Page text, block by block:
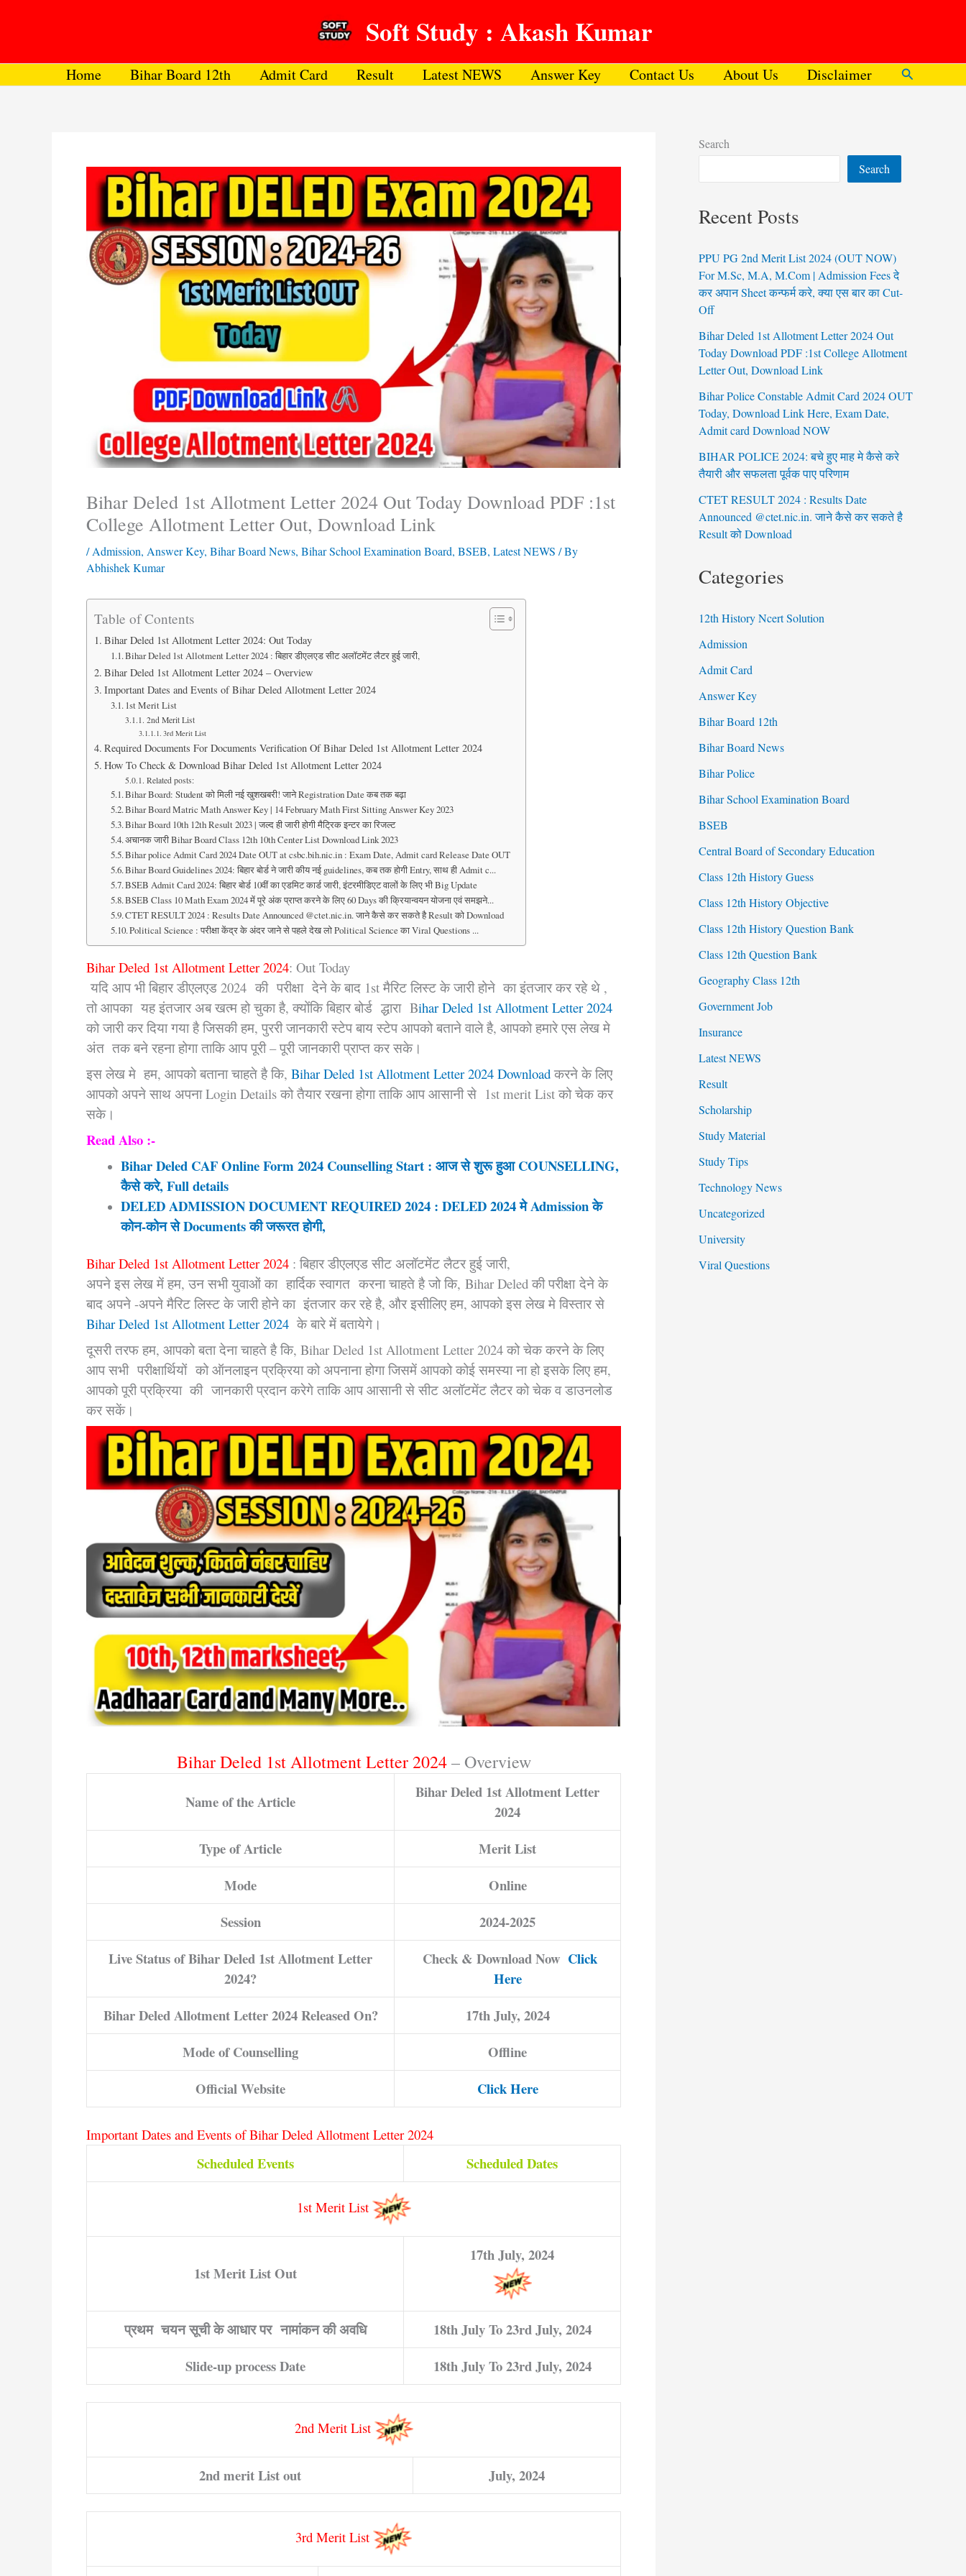
Soft Study : Akash Kumar
Home Bihar Board 12th Admit Card Result Latest NEWS Answer Key Contact Us About Us Disclaimer Search
Bihar Deled 1st Allotment Letter 2024 Out Today Download PDF :1st
College Allotment Letter Out, Download Link
/Admission, Answer Key, Bihar Board News, Bihar School Examination Board, BSEB, Latest NEWS / By
Abhishek Kumar
Table of Contents
Bihar Deled 1st Allotment Letter 2024: Out Today
Bihar Deled 1st Allotment Letter 2024 : बिहार डीएलएड सीट अलॉटमेंट लैटर हुई जारी,
Bihar Deled 1st Allotment Letter 2024 – Overview
Important Dates and Events of Bihar Deled Allotment Letter 2024
1st Merit List
2nd Merit List
3rd Merit List
Required Documents For Documents Verification Of Bihar Deled 1st Allotment Letter 2024
How To Check & Download Bihar Deled 1st Allotment Letter 2024
Related posts:
Bihar Board: Student को मिली नई खुशखबरी! जाने Registration Date कब तक बढ़ा
Bihar Board Matric Math Answer Key | 14 February Math First Sitting Answer Key 2023
Bihar Board 10th 12th Result 2023 | जल्द ही जारी होगी मैट्रिक इन्टर का रिजल्ट
अचानक जारी Bihar Board Class 12th 10th Center List Download Link 2023
Bihar police Admit Card 2024 Date OUT at csbc.bih.nic.in : Exam Date, Admit card Release Date OUT
Bihar Board Guidelines 2024: बिहार बोर्ड ने जारी कीय नई guidelines, कब तक होगी Entry, साथ ही Admit c...
BSEB Admit Card 2024: बिहार बोर्ड 10वीं का एडमिट कार्ड जारी, इंटरमीडिएट वालों के लिए भी Big Update
BSEB Class 10 Math Exam 2024 में पूरे अंक प्राप्त करने के लिए 60 Days की क्रियान्वयन योजना एवं समझने...
CTET RESULT 2024 : Results Date Announced @ctet.nic.in. जाने कैसे कर सकते है Result को Download
Political Science : परीक्षा केंद्र के अंदर जाने से पहले देख लो Political Science का Viral Questions ...
Bihar Deled 1st Allotment Letter 2024: Out Today
यदि आप भी बिहार डीएलएड 2024 की परीक्षा देने के बाद 1st मैरिट लिस्ट के जारी होने का इंतजार कर रहे थे ,
तो आपका यह इंतजार अब खत्म हो चुका है, क्योंकि बिहार बोर्ड द्धारा Bihar Deled 1st Allotment Letter 2024
को जारी कर दिया गया है जिसकी हम, पुररी जानकारी स्टेप बाय स्टेप आपको बताने वाले है, आपको हमारे एस लेख मे
अंत तक बने रहना होगा ताकि आप पूरी – पूरी जानकारी प्राप्त कर सके।
इस लेख मे हम, आपको बताना चाहते है कि, Bihar Deled 1st Allotment Letter 2024 Download करने के लिए
आपको अपने साथ अपना Login Details को तैयार रखना होगा ताकि आप आसानी से 1st merit List को चेक कर
सके।
Read Also :-
Bihar Deled CAF Online Form 2024 Counselling Start : आज से शुरू हुआ COUNSELLING,
कैसे करे, Full details
DELED ADMISSION DOCUMENT REQUIRED 2024 : DELED 2024 मे Admission के
कोन-कोन से Documents की जरूरत होगी,
Bihar Deled 1st Allotment Letter 2024 : बिहार डीएलएड सीट अलॉटमेंट लैटर हुई जारी,
अपने इस लेख में हम, उन सभी युवाओं का हार्दिक स्वागत करना चाहते है जो कि, Bihar Deled की परीक्षा देने के
बाद अपने -अपने मैरिट लिस्ट के जारी होने का इंतजार कर रहे है, और इसीलिए हम, आपको इस लेख मे विस्तार से
Bihar Deled 1st Allotment Letter 2024 के बारे में बतायेगे।
दूसरी तरफ हम, आपको बता देना चाहते है कि, Bihar Deled 1st Allotment Letter 2024 को चेक करने के लिए
आप सभी परीक्षार्थियों को ऑनलाइन प्रक्रिया को अपनाना होगा जिसमें आपको कोई समस्या ना हो इसके लिए हम,
आपको पूरी प्रक्रिया की जानकारी प्रदान करेगे ताकि आप आसानी से सीट अलॉटमेंट लैटर को चेक व डाउनलोड
कर सकें।
Bihar Deled 1st Allotment Letter 2024– Overview
Name of the Article
Bihar Deled 1st Allotment Letter
2024
Type of Article
Merit List
Mode
Online
Session
2024-2025
Live Status of Bihar Deled 1st Allotment Letter
2024?
Check & Download Now Click
Here
Bihar Deled Allotment Letter 2024 Released On?
17th July, 2024
Mode of Counselling
Offline
Official Website
Click Here
Important Dates and Events of Bihar Deled Allotment Letter 2024
Scheduled Events Scheduled Dates
1st Merit List
1st Merit List Out
17th July, 2024
प्रथम चयन सूची के आधार पर नामांकन की अवधि
18th July To 23rd July, 2024
Slide-up process Date
18th July To 23rd July, 2024
2nd Merit List
2nd merit List out July, 2024
3rd Merit List
Search
Search
Recent Posts
PPU PG 2nd Merit List 2024 (OUT NOW)
For M.Sc, M.A, M.Com | Admission Fees दे
कर अपान Sheet कन्फर्म करे, क्या एस बार का Cut-
Off
Bihar Deled 1st Allotment Letter 2024 Out
Today Download PDF :1st College Allotment
Letter Out, Download Link
Bihar Police Constable Admit Card 2024 OUT
Today, Download Link Here, Exam Date,
Admit card Download NOW
BIHAR POLICE 2024: बचे हुए माह मे कैसे करे
तैयारी और सफलता पूर्वक पाए परिणाम
CTET RESULT 2024 : Results Date
Announced @ctet.nic.in. जाने कैसे कर सकते है
Result को Download
Categories
12th History Ncert Solution
Admission
Admit Card
Answer Key
Bihar Board 12th
Bihar Board News
Bihar Police
Bihar School Examination Board
BSEB
Central Board of Secondary Education
Class 12th History Guess
Class 12th History Objective
Class 12th History Question Bank
Class 12th Question Bank
Geography Class 12th
Government Job
Insurance
Latest NEWS
Result
Scholarship
Study Material
Study Tips
Technology News
Uncategorized
University
Viral Questions